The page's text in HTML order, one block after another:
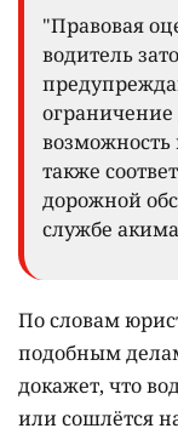
"Правовая
водитель
также
дорожной
службе
По словам
подобным
докажет, что
или сошлётся